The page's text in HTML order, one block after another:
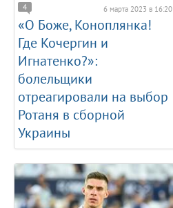
4 6 марта 2023 в 16:20
«О Боже, Коноплянка!
Где Кочергин и
Игнатенко?»:
болельщики
отреагировали на выбор
Ротаня в сборной
Украины